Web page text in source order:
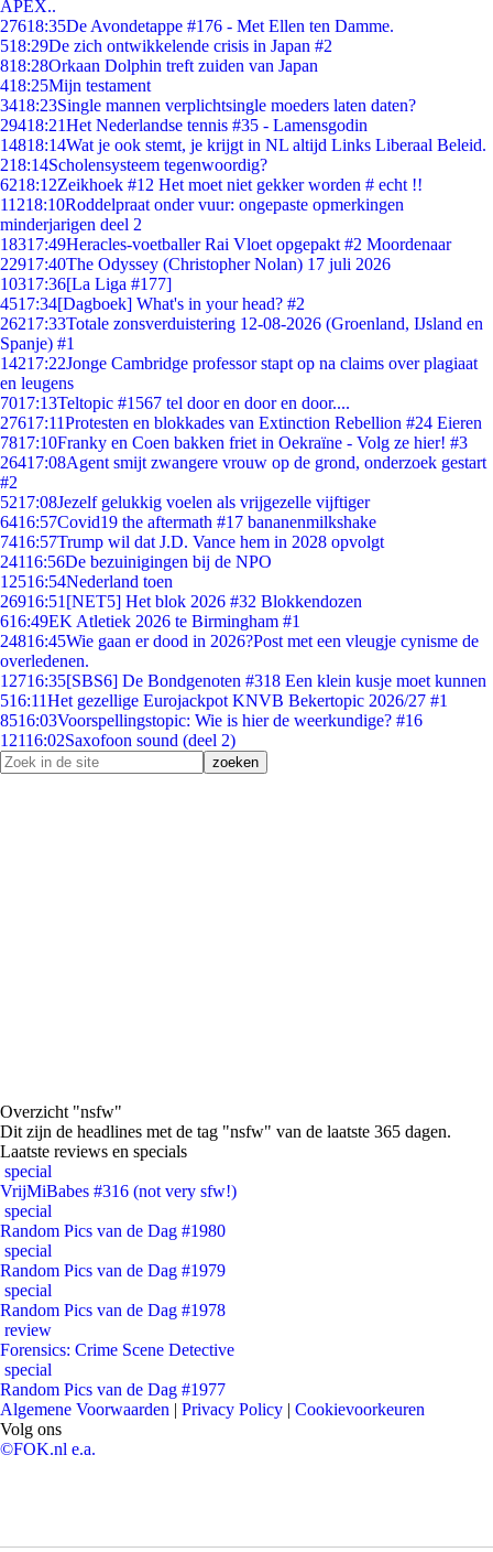
APEX..
27618:35De Avondetappe #176 - Met Ellen ten Damme.
518:29De zich ontwikkelende crisis in Japan #2
818:28Orkaan Dolphin treft zuiden van Japan
418:25Mijn testament
3418:23Single mannen verplichtsingle moeders laten daten?
29418:21Het Nederlandse tennis #35 - Lamensgodin
14818:14Wat je ook stemt, je krijgt in NL altijd Links Liberaal Beleid.
218:14Scholensysteem tegenwoordig?
6218:12Zeikhoek #12 Het moet niet gekker worden # echt !!
11218:10Roddelpraat onder vuur: ongepaste opmerkingen
minderjarigen deel 2
18317:49Heracles-voetballer Rai Vloet opgepakt #2 Moordenaar
22917:40The Odyssey (Christopher Nolan) 17 juli 2026
10317:36[La Liga #177]
4517:34[Dagboek] What's in your head? #2
26217:33Totale zonsverduistering 12-08-2026 (Groenland, IJsland en
Spanje) #1
14217:22Jonge Cambridge professor stapt op na claims over plagiaat
en leugens
7017:13Teltopic #1567 tel door en door en door....
27617:11Protesten en blokkades van Extinction Rebellion #24 Eieren
7817:10Franky en Coen bakken friet in Oekraïne - Volg ze hier! #3
26417:08Agent smijt zwangere vrouw op de grond, onderzoek gestart
#2
5217:08Jezelf gelukkig voelen als vrijgezelle vijftiger
6416:57Covid19 the aftermath #17 bananenmilkshake
7416:57Trump wil dat J.D. Vance hem in 2028 opvolgt
24116:56De bezuinigingen bij de NPO
12516:54Nederland toen
26916:51 [NET5] Het blok 2026 #32 Blokkendozen
616:49EK Atletiek 2026 te Birmingham #1
24816:45Wie gaan er dood in 2026?Post met een vleugje cynisme de
overledenen.
12716:35[SBS6] De Bondgenoten #318 Een klein kusje moet kunnen
516:11Het gezellige Eurojackpot KNVB Bekertopic 2026/27 #1
8516:03Voorspellingstopic: Wie is hier de weerkundige? #16
12116:02Saxofoon sound (deel 2)
Overzicht "nsfw"
Dit zijn de headlines met de tag "nsfw" van de laatste 365 dagen.
Laatste reviews en specials
special
VrijMiBabes #316 (not very sfw!)
special
Random Pics van de Dag #1980
special
Random Pics van de Dag #1979
special
Random Pics van de Dag #1978
review
Forensics: Crime Scene Detective
special
Random Pics van de Dag #1977
Algemene Voorwaarden | Privacy Policy | Cookievoorkeuren
Volg ons
©FOK.nl e.a.